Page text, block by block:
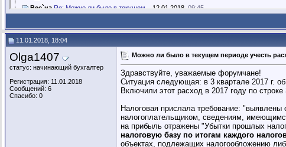
Вес`на Re: Можно ли было в текущем... 12.01.2018, 09:45
11.01.2018, 18:04
Olga1407
статус: начинающий бухгалтер
Регистрация: 11.01.2018
Сообщений: 6
Спасибо: 0
Можно ли было в текущем периоде учесть
Здравствуйте, уважаемые форумчане!
Ситуация следующая: в 3 квартале 2017 г.
Включили этот расход в 2017 году по
Налоговая прислала требование:
налогоплательщиком, сведениям,
на прибыль отражены "Убытки прошлых
налоговую базу по итогам каждого
объектах, подлежащих налогообложению